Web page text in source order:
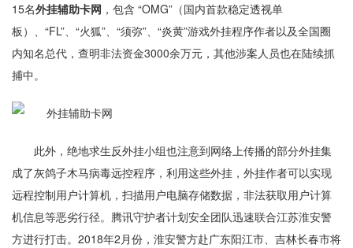
15名外挂辅助卡网 ，包含 “OMG”（国内首款稳定透视单
板）、“FL”、“火狐”、“须弥”、“炎黄”游戏外挂程序作者以及全国圈
内知名总代，查明非法资金3000余万元，其他涉案人员也在陆续抓
捕中。
此外，绝地求生反外挂小组也注意到网络上传播的部分外挂集
成了灰鸽子木马病毒远控程序，利用这些外挂，外挂作者可以实现
远程控制用户计算机，扫描用户电脑存储数据，非法获取用户计算
机信息等恶劣行径。腾讯守护者计划安全团队迅速联合江苏淮安警
方进行打击。2018年2月份，淮安警方赴广东阳江市、吉林长春市将